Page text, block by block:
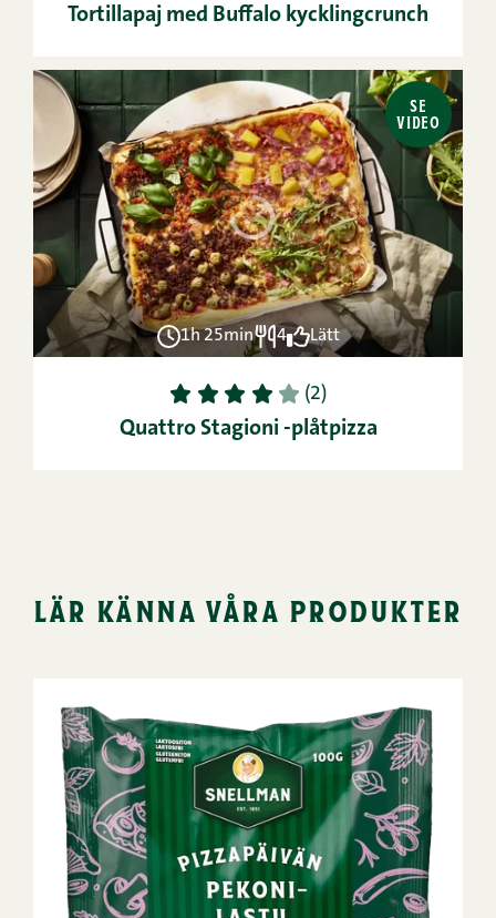
Tortillapaj med Buffalo kycklingcrunch
SE
VIDEO
1h 25min 4 Lätt
1 2 3 4 5 (2)
Quattro Stagioni -plåt­pizza
lär känna våra produkter